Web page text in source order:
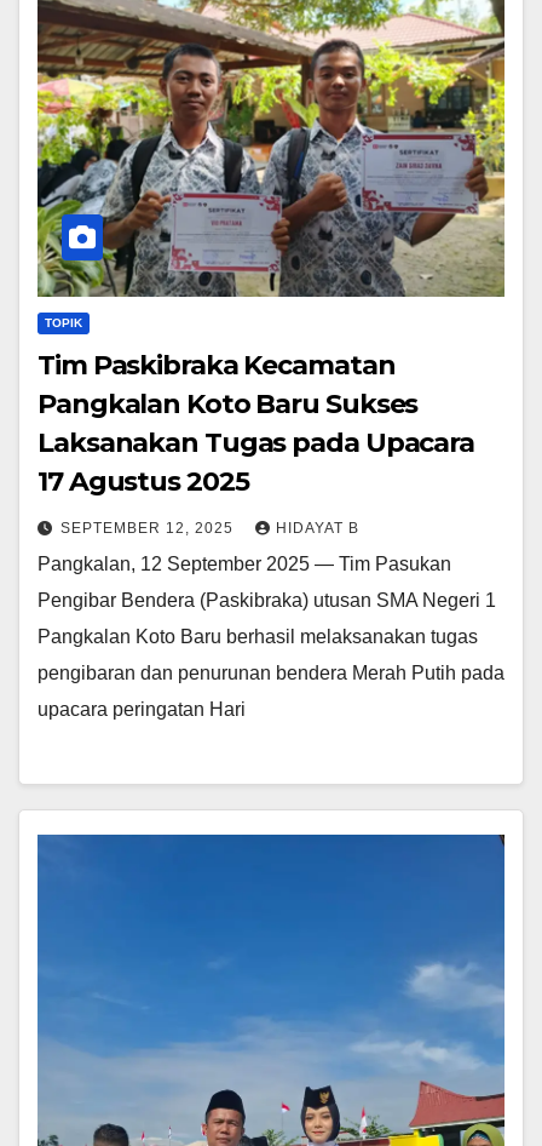
TOPIK
Tim Paskibraka Kecamatan
Pangkalan Koto Baru Sukses
Laksanakan Tugas pada Upacara
17 Agustus 2025
SEPTEMBER 12, 2025 HIDAYAT B
Pangkalan, 12 September 2025 — Tim Pasukan
Pengibar Bendera (Paskibraka) utusan SMA Negeri 1
Pangkalan Koto Baru berhasil melaksanakan tugas
pengibaran dan penurunan bendera Merah Putih pada
upacara peringatan Hari